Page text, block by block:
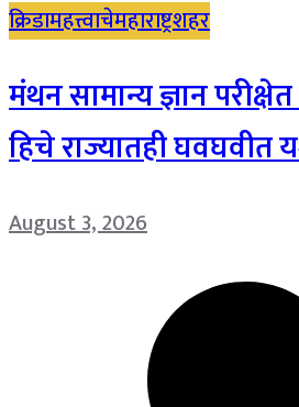
क्रिडामहत्त्वाचेमहाराष्ट्रशहर
मंथन सामान्य ज्ञान
हिचे राज्यातही घवघवीत
August 3, 2026